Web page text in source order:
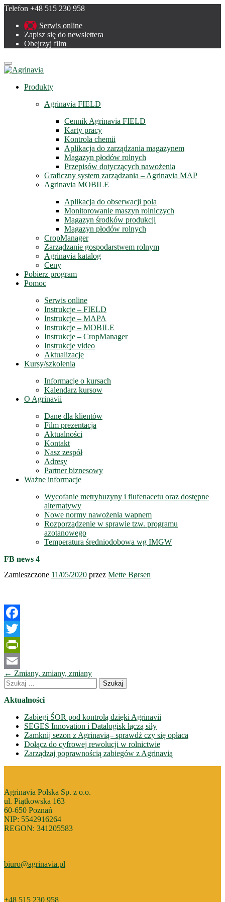
Telefon +48 515 230 958
Serwis online
Zapisz się do newslettera
Obejrzyj film
Menu
Produkty
Agrinavia FIELD
Cennik Agrinavia FIELD
Karty pracy
Kontrola chemii
Aplikacja do zarządzania magazynem
Magazyn płodów rolnych
Przepisów dotyczących nawożenia
Graficzny system zarządzania – Agrinavia MAP
Agrinavia MOBILE
Aplikacja do obserwacji pola
Monitorowanie maszyn rolniczych
Magazyn środków produkcji
Magazyn płodów rolnych
CropManager
Zarządzanie gospodarstwem rolnym
Agrinavia katalog
Ceny
Pobierz program
Pomoc
Serwis online
Instrukcje – FIELD
Instrukcje – MAPA
Instrukcje – MOBILE
Instrukcje – CropManager
Instrukcje video
Aktualizacje
Kursy/szkolenia
Informacje o kursach
Kalendarz kursow
O Agrinavii
Dane dla klientów
Film prezentacja
Aktualności
Kontakt
Nasz zespół
Adresy
Partner biznesowy
Ważne informacje
Wycofanie metrybuzyny i flufenacetu oraz dostępne
alternatywy
Nowe normy nawożenia wapnem
Rozporządzenie w sprawie tzw. programu
azotanowego
Temperatura średniodobowa wg IMGW
FB news 4
Zamieszczone 11/05/2020 przez Mette Børsen
Facebook
Twitter
PrintFriendly
Email
Nawigacja
wpisów
← Zmiany, zmiany, zmiany
Szukaj:
Aktualności
Zabiegi ŚOR pod kontrolą dzięki Agrinavii
SEGES Innovation i Datalogisk łączą siły
Zamknij sezon z Agrinavią– sprawdż czy się opłaca
Dołącz do cyfrowej rewolucji w rolnictwie
Zarządzaj poprawnością zabiegów z Agrinavią
Agrinavia Polska Sp. z o.o.
ul. Piątkowska 163
60-650 Poznań
NIP: 5542916264
REGON: 341205583
biuro@agrinavia.pl
+48 515 230 958